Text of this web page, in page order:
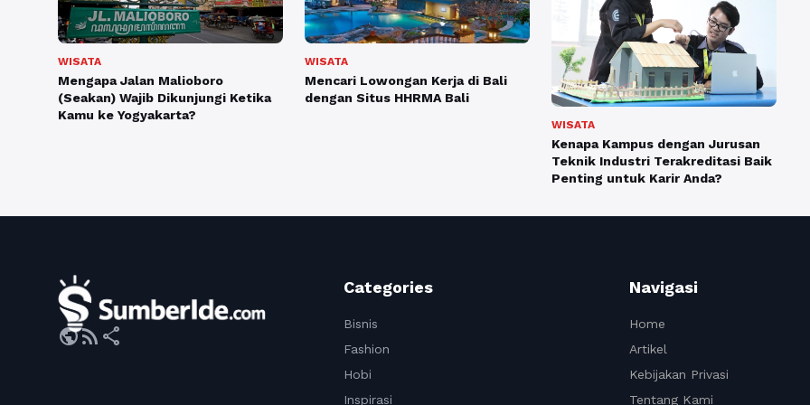
WISATA
Mengapa Jalan Malioboro
(Seakan) Wajib Dikunjungi Ketika
Kamu ke Yogyakarta?
WISATA
Mencari Lowongan Kerja di Bali
dengan Situs HHRMA Bali
WISATA
Kenapa Kampus dengan Jurusan
Teknik Industri Terakreditasi Baik
Penting untuk Karir Anda?
publicrss_feed share
Categories
Bisnis
Fashion
Hobi
Inspirasi
Navigasi
Home
Artikel
Kebijakan Privasi
Tentang Kami